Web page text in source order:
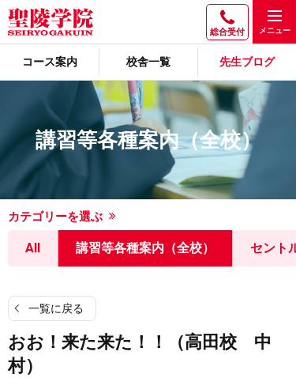
総合受付
コース案内 校舎一覧 先生ブログ
講習等各種案内（全校）
カテゴリーを選ぶ
All 講習等各種案内（全校） セント
一覧に戻る
おお！来た来た！！（高田校 中
村）